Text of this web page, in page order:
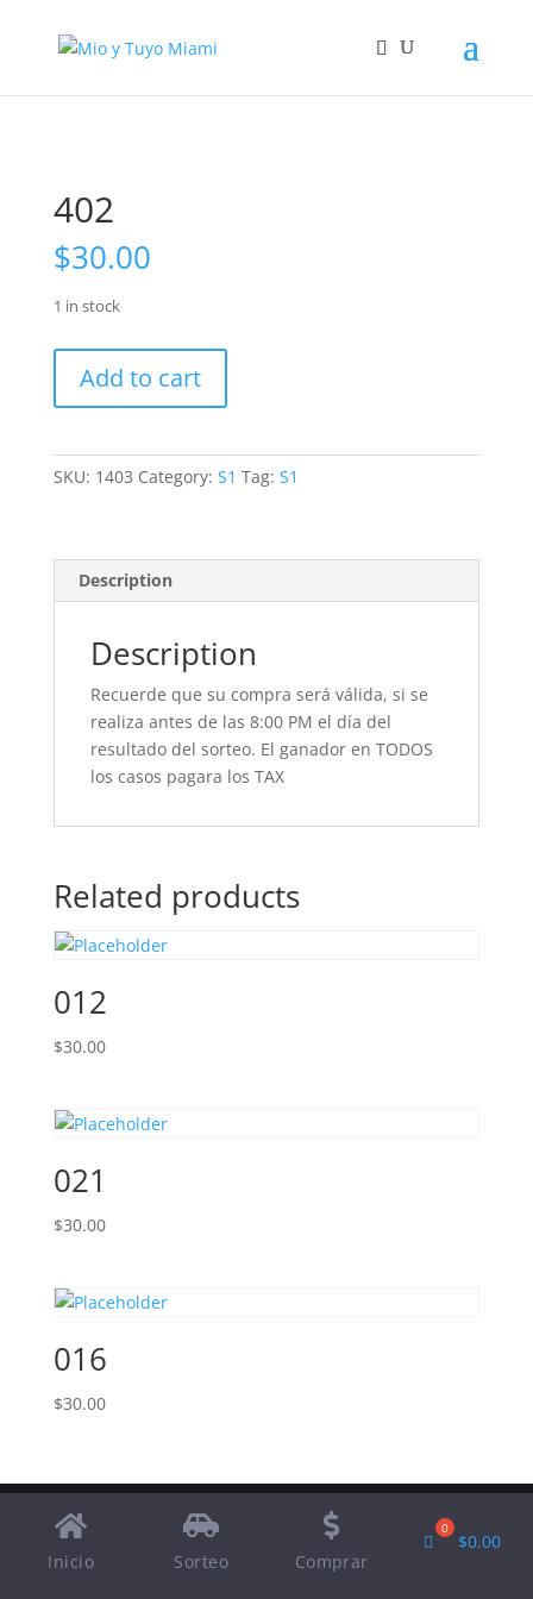
402
$30.00
1 in stock
quantity
Add to cart
SKU: 1403 Category: S1 Tag: S1
Description
Description
Recuerde que su compra será válida, si se
realiza antes de las 8:00 PM el día del
resultado del sorteo. El ganador en TODOS
los casos pagara los TAX
Related products
012
$30.00
021
$30.00
016
$30.00
Designed by Elegant Themes
| Powered by
Inicio Sorteo Comprar
$0.00